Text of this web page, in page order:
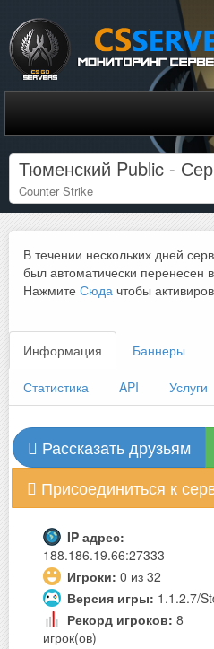
Тюменский Public -
Counter Strike
В течении нескольких дней
был автоматически перенесен
Нажмите Сюда чтобы
Информация Баннеры
Статистика API Услуги
Рассказать друзьям
Присоединиться к
IP адрес:
188.186.19.66:27333
Игроки: 0 из 32
Версия игры: 1.1.2.7/
Рекорд игроков: 8
игрок(ов)